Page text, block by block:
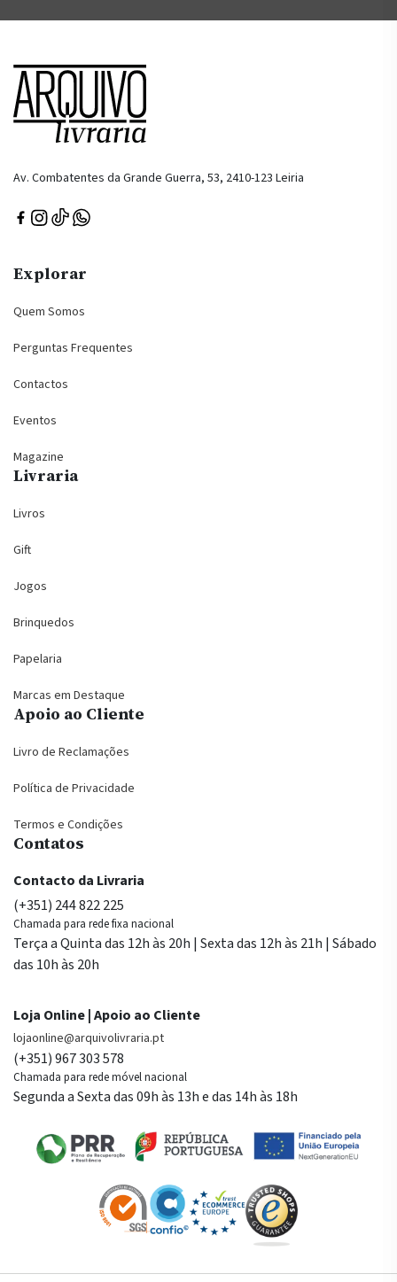
Av. Combatentes da Grande Guerra, 53, 2410-123 Leiria
Explorar
Quem Somos
Perguntas Frequentes
Contactos
Eventos
Magazine
Livraria
Livros
Gift
Jogos
Brinquedos
Papelaria
Marcas em Destaque
Apoio ao Cliente
Livro de Reclamações
Política de Privacidade
Termos e Condições
Contatos
Contacto da Livraria
(+351) 244 822 225
Chamada para rede fixa nacional
Terça a Quinta das 12h às 20h | Sexta das 12h às 21h | Sábado
das 10h às 20h
Loja Online | Apoio ao Cliente
lojaonline@arquivolivraria.pt
(+351) 967 303 578
Chamada para rede móvel nacional
Segunda a Sexta das 09h às 13h e das 14h às 18h